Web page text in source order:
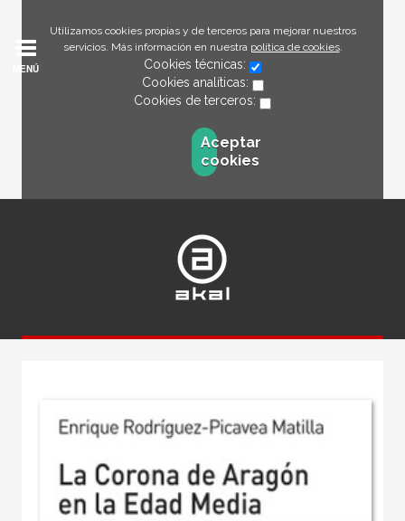
Utilizamos cookies propias y de terceros para mejorar nuestros
servicios. Más información en nuestra política de cookies.
Cookies técnicas:
Cookies analíticas:
Cookies de terceros:
Aceptar
cookies
MENÚ